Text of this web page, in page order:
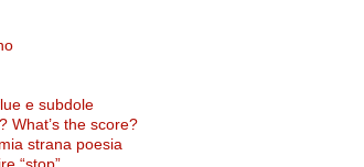
e subdole
What’s the score?
strana poesia